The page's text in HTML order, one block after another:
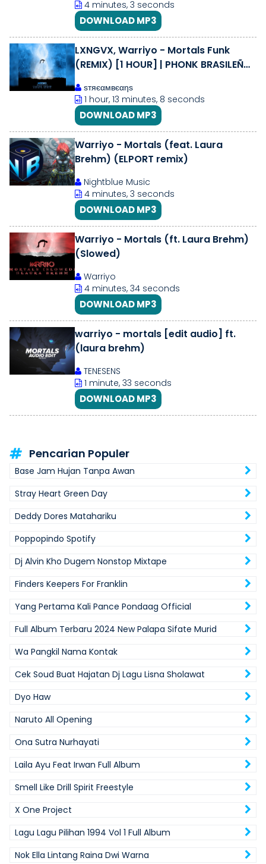
4 minutes, 3 seconds
DOWNLOAD MP3
LXNGVX, Warriyo - Mortals Funk
(REMIX) [1 HOUR] | PHONK BRASILEÑO
ѕтяєαмвєαηѕ
1 hour, 13 minutes, 8 seconds
DOWNLOAD MP3
Warriyo - Mortals (feat. Laura
Brehm) (ELPORT remix)
Nightblue Music
4 minutes, 3 seconds
DOWNLOAD MP3
Warriyo - Mortals (ft. Laura Brehm)
(Slowed)
Warriyo
4 minutes, 34 seconds
DOWNLOAD MP3
warriyo - mortals [edit audio] ft.
(laura brehm)
TENESENS
1 minute, 33 seconds
DOWNLOAD MP3
Pencarian Populer
Base Jam Hujan Tanpa Awan
Stray Heart Green Day
Deddy Dores Matahariku
Poppopindo Spotify
Dj Alvin Kho Dugem Nonstop Mixtape
Finders Keepers For Franklin
Yang Pertama Kali Pance Pondaag Official
Full Album Terbaru 2024 New Palapa Sifate Murid
Wa Pangkil Nama Kontak
Cek Soud Buat Hajatan Dj Lagu Lisna Sholawat
Dyo Haw
Naruto All Opening
Ona Sutra Nurhayati
Laila Ayu Feat Irwan Full Album
Smell Like Drill Spirit Freestyle
X One Project
Lagu Lagu Pilihan 1994 Vol 1 Full Album
Nok Ella Lintang Raina Dwi Warna